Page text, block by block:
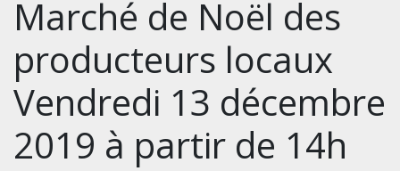
Marché de Noël des
producteurs locaux
Vendredi 13 décembre
2019 à partir de 14h